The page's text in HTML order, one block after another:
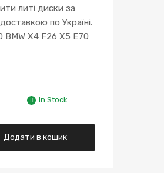
литі диски за
по Україні.
BMW X4 F26 X5 E70
In Stock
Додати в кошик